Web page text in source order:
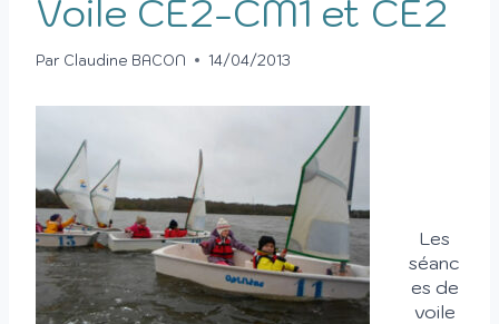
Voile CE2-CM1 et CE2
Par Claudine BACON 14/04/2013
Les
séanc
es de
voile